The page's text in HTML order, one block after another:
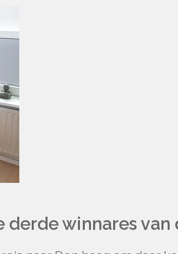
derde winnares